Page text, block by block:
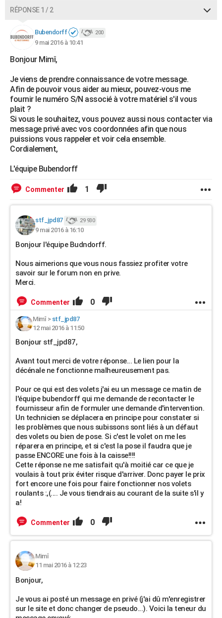
RÉPONSE 1 / 2
Bubendorff 200
9 mai 2016 à 10:41
Bonjour Mimî,
Je viens de prendre connaissance de votre message.
Afin de pouvoir vous aider au mieux, pouvez-vous me
fournir le numéro S/N associé à votre matériel s'il vous
plait ?
Si vous le souhaitez, vous pouvez aussi nous contacter via
message privé avec vos coordonnées afin que nous
puissions vous rappeler et voir cela ensemble.
Cordialement,
L'équipe Bubendorff
Commenter 1
stf_jpd87 29 930
9 mai 2016 à 16:10
Bonjour l'équipe Budndorff.
Nous aimerions que vous nous fassiez profiter votre
savoir sur le forum non en prive.
Merci.
Commenter 0
Mimî> stf_jpd87
12 mai 2016 à 11:50
Bonjour stf_jpd87,
Avant tout merci de votre réponse... Le lien pour la
décénale ne fonctionne malheureusement pas.
Pour ce qui est des volets j'ai eu un message ce matin de
l'équipe bubendorff qui me demande de recontacter le
fournisseur afin de formuler une demande d'intervention.
Un technicien se déplacera en principe pour constater si
les problèmes que nous subissons sont liés à un défaut
des volets ou bien de pose. Si c'est le volet on me les
réparera en principe, et si c'est la pose il faudra que je
passe ENCORE une fois à la caisse!!!!
Cette réponse ne me satisfait qu'à moitié car ce que je
voulais à tout prix éviter risque d'arriver. Donc payer le prix
fort encore une fois pour faire fonctionner nos volets
roulants :,(.... Je vous tiendrais au courant de la suite s'il y
a!
Commenter 0
Mimî
11 mai 2016 à 12:23
Bonjour,
Je vous ai posté un message en privé (j'ai dû m'enregistrer
sur le site et donc changer de pseudo...). Voici la teneur du